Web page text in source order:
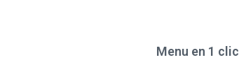
Menu en 1 clic